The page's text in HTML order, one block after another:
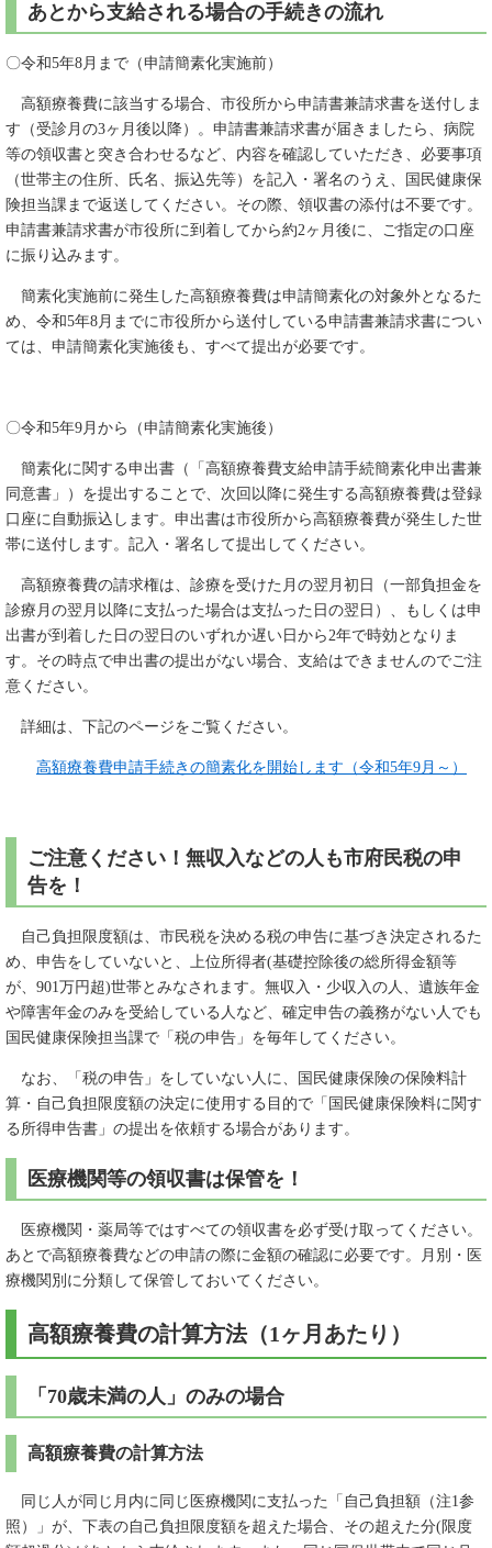
あとから支給される場合の手続きの流れ
〇令和5年8月まで（申請簡素化実施前）
高額療養費に該当する場合、市役所から申請書兼請求書を送付しま
す（受診月の3ヶ月後以降）。申請書兼請求書が届きましたら、病院
等の領収書と突き合わせるなど、内容を確認していただき、必要事項
（世帯主の住所、氏名、振込先等）を記入・署名のうえ、国民健康保
険担当課まで返送してください。その際、領収書の添付は不要です。
申請書兼請求書が市役所に到着してから約2ヶ月後に、ご指定の口座
に振り込みます。
簡素化実施前に発生した高額療養費は申請簡素化の対象外となるた
め、令和5年8月までに市役所から送付している申請書兼請求書につい
ては、申請簡素化実施後も、すべて提出が必要です。
〇令和5年9月から（申請簡素化実施後）
簡素化に関する申出書（「高額療養費支給申請手続簡素化申出書兼
同意書」）を提出することで、次回以降に発生する高額療養費は登録
口座に自動振込します。申出書は市役所から高額療養費が発生した世
帯に送付します。記入・署名して提出してください。
高額療養費の請求権は、診療を受けた月の翌月初日（一部負担金を
診療月の翌月以降に支払った場合は支払った日の翌日）、もしくは申
出書が到着した日の翌日のいずれか遅い日から2年で時効となりま
す。その時点で申出書の提出がない場合、支給はできませんのでご注
意ください。
詳細は、下記のページをご覧ください。
高額療養費申請手続きの簡素化を開始します（令和5年9月～）
ご注意ください！無収入などの人も市府民税の申
告を！
自己負担限度額は、市民税を決める税の申告に基づき決定されるた
め、申告をしていないと、上位所得者(基礎控除後の総所得金額等
が、901万円超)世帯とみなされます。無収入・少収入の人、遺族年金
や障害年金のみを受給している人など、確定申告の義務がない人でも
国民健康保険担当課で「税の申告」を毎年してください。
なお、「税の申告」をしていない人に、国民健康保険の保険料計
算・自己負担限度額の決定に使用する目的で「国民健康保険料に関す
る所得申告書」の提出を依頼する場合があります。
医療機関等の領収書は保管を！
医療機関・薬局等ではすべての領収書を必ず受け取ってください。
あとで高額療養費などの申請の際に金額の確認に必要です。月別・医
療機関別に分類して保管しておいてください。
高額療養費の計算方法（1ヶ月あたり）
「70歳未満の人」のみの場合
高額療養費の計算方法
同じ人が同じ月内に同じ医療機関に支払った「自己負担額（注1参
照）」が、下表の自己負担限度額を超えた場合、その超えた分(限度